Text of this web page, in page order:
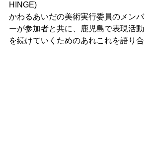
HINGE)
かわるあいだの美術実行委員のメンバ
ーが参加者と共に、鹿児島で表現活動
を続けていくためのあれこれを語り合